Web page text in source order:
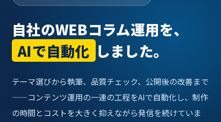
自社のWEBコラム運用を、
AIで自動化 しました。
テーマ選びから執筆、品質チェック、公開後の改善まで
——コンテンツ運用の一連の工程をAIで自動化し、制作
の時間とコストを大きく抑えながら発信を続けていま